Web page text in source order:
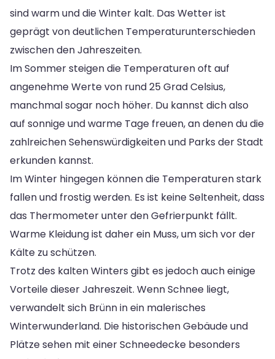
sind warm und die Winter kalt. Das Wetter ist
geprägt von deutlichen Temperaturunterschieden
zwischen den Jahreszeiten.
Im Sommer steigen die Temperaturen oft auf
angenehme Werte von rund 25 Grad Celsius,
manchmal sogar noch höher. Du kannst dich also
auf sonnige und warme Tage freuen, an denen du die
zahlreichen Sehenswürdigkeiten und Parks der Stadt
erkunden kannst.
Im Winter hingegen können die Temperaturen stark
fallen und frostig werden. Es ist keine Seltenheit, dass
das Thermometer unter den Gefrierpunkt fällt.
Warme Kleidung ist daher ein Muss, um sich vor der
Kälte zu schützen.
Trotz des kalten Winters gibt es jedoch auch einige
Vorteile dieser Jahreszeit. Wenn Schnee liegt,
verwandelt sich Brünn in ein malerisches
Winterwunderland. Die historischen Gebäude und
Plätze sehen mit einer Schneedecke besonders